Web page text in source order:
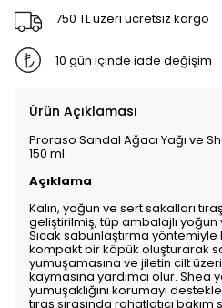
750 TL üzeri ücretsiz kargo
10 gün içinde iade değişim
Ürün Açıklaması
Proraso Sandal Ağacı Yağı ve
150 ml
Açıklama
Kalın, yoğun ve sert sakalları
geliştirilmiş, tüp ambalajlı yoğun
Sıcak sabunlaştırma
kompakt bir köpük oluşturarak
yumuşamasına ve jiletin cilt
kaymasına yardımcı olur. Shea
yumuşaklığını korumayı
tıraş sırasında rahatlatıcı